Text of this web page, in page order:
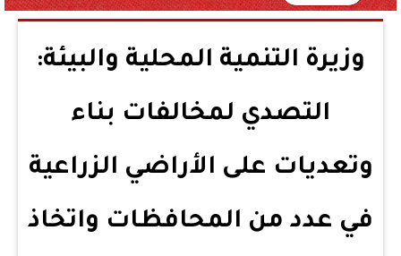
وزيرة التنمية المحلية والبيئة:
التصدي لمخالفات بناء
وتعديات على الأراضي الزراعية
في عدد من المحافظات واتخاذ